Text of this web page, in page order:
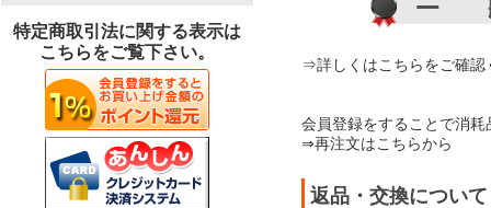
特定商取引法に関する表示は
こちらをご覧下さい。
⇒詳しくはこちらをご確認
会員登録をすることで消
⇒再注文はこちらから
返品・交換について